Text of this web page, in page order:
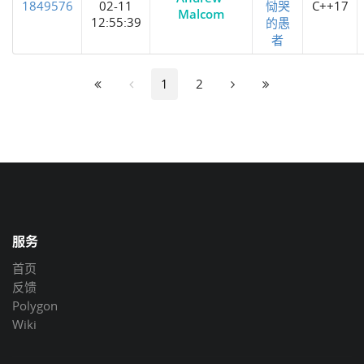
1849576
02-11
12:55:39
Malcom
恸哭
的愚
者
C++17
1 2
服务
首页
反馈
Polygon
Wiki